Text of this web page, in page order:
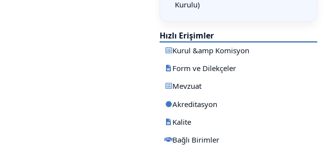
Kurulu)
Hızlı Erişimler
Kurul &amp Komisyon
Form ve Dilekçeler
Mevzuat
Akreditasyon
Kalite
Bağlı Birimler